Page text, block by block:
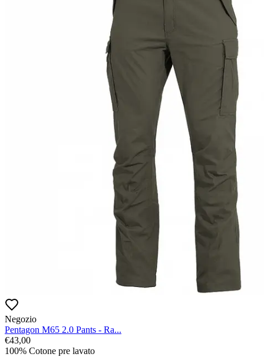
Negozio
Pentagon M65 2.0 Pants - Ra...
€43,00
100% Cotone pre lavato